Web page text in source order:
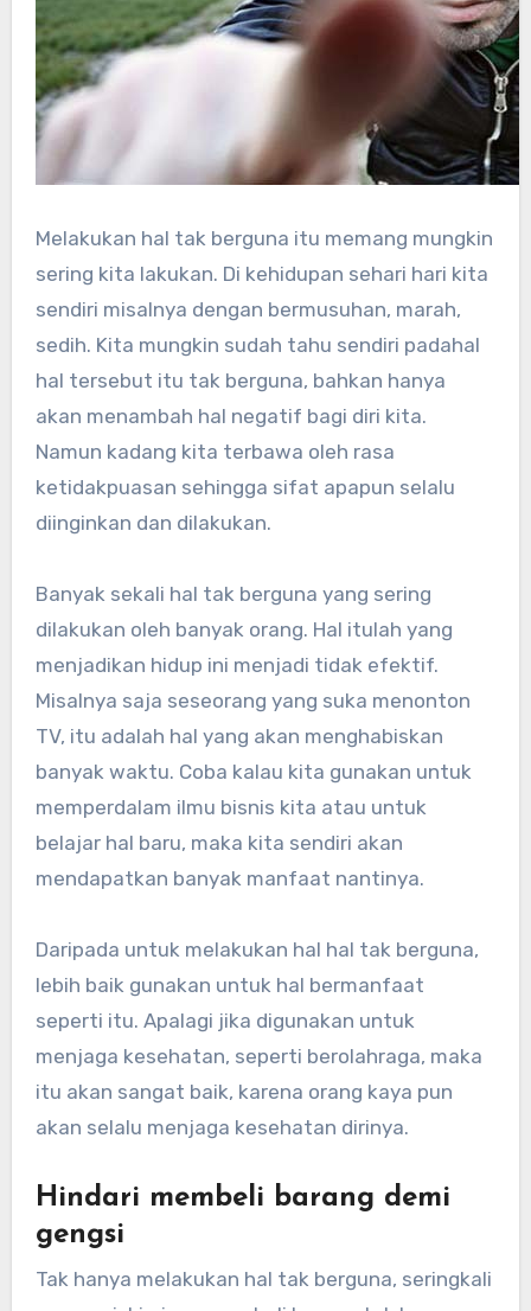
Melakukan hal tak berguna itu memang mungkin
sering kita lakukan. Di kehidupan sehari hari kita
sendiri misalnya dengan bermusuhan, marah,
sedih. Kita mungkin sudah tahu sendiri padahal
hal tersebut itu tak berguna, bahkan hanya
akan menambah hal negatif bagi diri kita.
Namun kadang kita terbawa oleh rasa
ketidakpuasan sehingga sifat apapun selalu
diinginkan dan dilakukan.
Banyak sekali hal tak berguna yang sering
dilakukan oleh banyak orang. Hal itulah yang
menjadikan hidup ini menjadi tidak efektif.
Misalnya saja seseorang yang suka menonton
TV, itu adalah hal yang akan menghabiskan
banyak waktu. Coba kalau kita gunakan untuk
memperdalam ilmu bisnis kita atau untuk
belajar hal baru, maka kita sendiri akan
mendapatkan banyak manfaat nantinya.
Daripada untuk melakukan hal hal tak berguna,
lebih baik gunakan untuk hal bermanfaat
seperti itu. Apalagi jika digunakan untuk
menjaga kesehatan, seperti berolahraga, maka
itu akan sangat baik, karena orang kaya pun
akan selalu menjaga kesehatan dirinya.
Hindari membeli barang demi
gengsi
Tak hanya melakukan hal tak berguna, seringkali